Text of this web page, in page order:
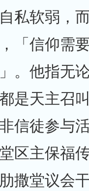
私软弱，
「信仰需
。他指无
是天主召
信徒参与
区主保福
撒堂议会